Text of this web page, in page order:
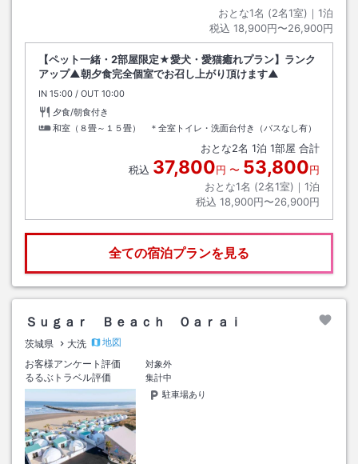
おとな1名 (2名1室)｜ 1泊
税込 18,900円〜26,900円
【ペット一緒・2部屋限定★愛犬・愛猫癒れプラン】ランク
アップ▲朝夕食完全個室でお召し上がり頂けます▲
IN チェックイン
15:00 / OUT チェックアウト
10:00
夕食/朝食付き
和室（８畳～１５畳） ＊全室トイレ・洗面台付き（バスなし有）
おとな2名 1泊 1部屋 合計
税込 37,800円 〜 53,800円
おとな1名 (2名1室)｜ 1泊
税込 18,900円〜26,900円
全ての宿泊プランを見る
Ｓｕｇａｒ Ｂｅａｃｈ Ｏａｒａｉ
茨城県 大洗
地図
お客様アンケート評価
対象外
るるぶトラベル評価
集計中
駐車場あり